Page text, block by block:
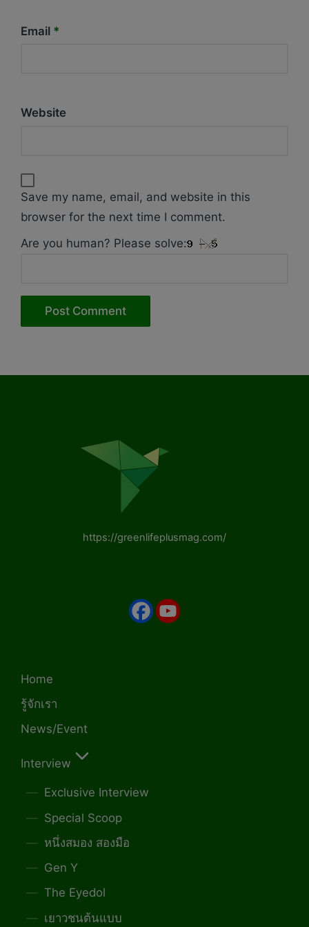
Email *
Website
Save my name, email, and website in this
browser for the next time I comment.
Are you human? Please solve:
https://greenlifeplusmag.com/
Home
รู้จักเรา
News/Event
Interview
Exclusive Interview
Special Scoop
หนึ่งสมอง สองมือ
Gen Y
The Eyedol
เยาวชนต้นแบบ